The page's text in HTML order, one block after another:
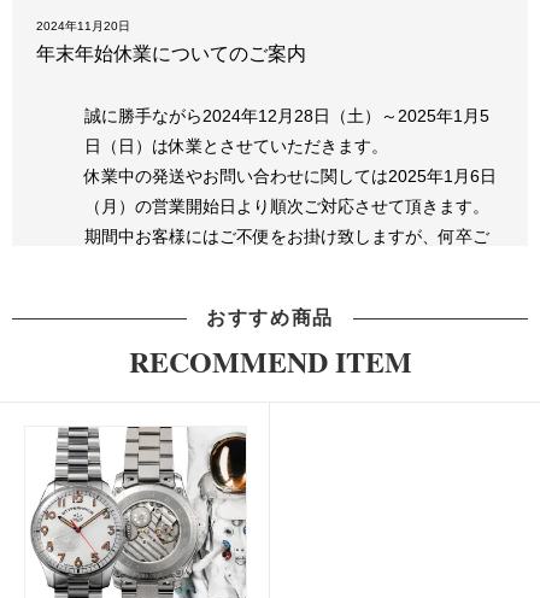
2024年11月20日
年末年始休業についてのご案内
誠に勝手ながら2024年12月28日（土）～2025年1月5
日（日）は休業とさせていただきます。
休業中の発送やお問い合わせに関しては2025年1月6日
（月）の営業開始日より順次ご対応させて頂きます。
期間中お客様にはご不便をお掛け致しますが、何卒ご
2024年07月17日
祝日）は休業とさせていただきます。
休業中のお問い合わせにつきましては、2024年8月13
日（火）の営業開始日より順次ご対応させて頂きま
す。期間中お客様にはご不便をお掛け致しますが、何
卒ご了承下さいますようお願い申し上げます。
おすすめ商品
RECOMMEND ITEM